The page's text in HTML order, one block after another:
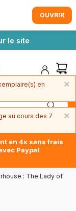
le site
en 4x sans frais
Paypal
: The Lady of
OUVRIR
×
en
×
au cours des 7